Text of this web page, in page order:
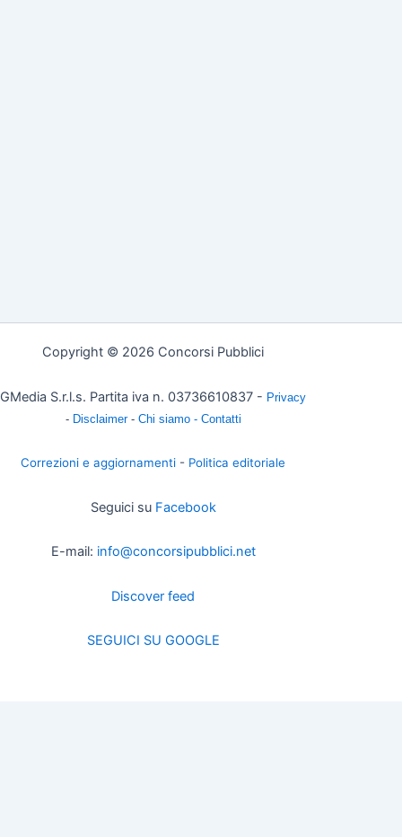
Copyright © 2026 Concorsi Pubblici
GMedia S.r.l.s. Partita iva n. 03736610837 - Privacy
- Disclaimer - Chi siamo - Contatti
Correzioni e aggiornamenti - Politica editoriale
Seguici su Facebook
E-mail: info@concorsipubblici.net
Discover feed
SEGUICI SU GOOGLE